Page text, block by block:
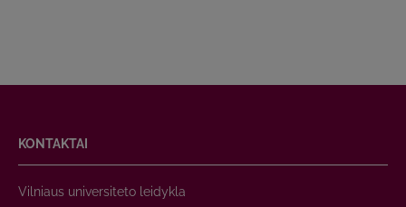
KONTAKTAI
Vilniaus universiteto leidykla